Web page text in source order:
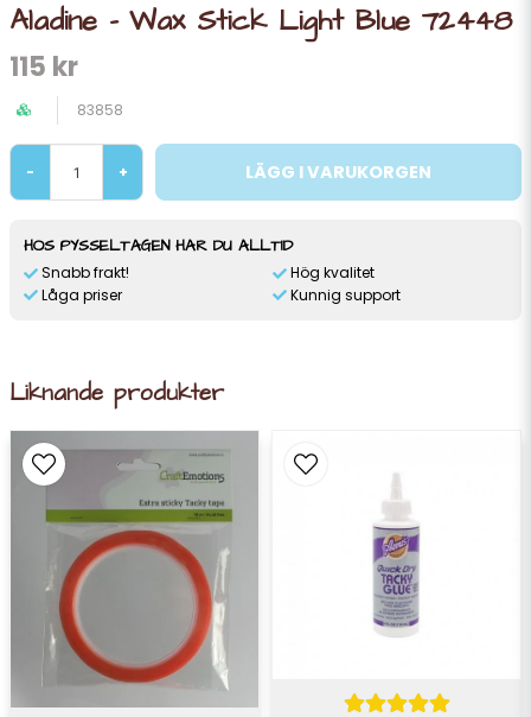
Aladine - Wax Stick Light Blue 72448
115 kr
83858
- + LÄGG I VARUKORGEN
HOS PYSSELTAGEN HAR DU ALLTID
Snabb frakt!
Låga priser
Hög kvalitet
Kunnig support
Liknande produkter